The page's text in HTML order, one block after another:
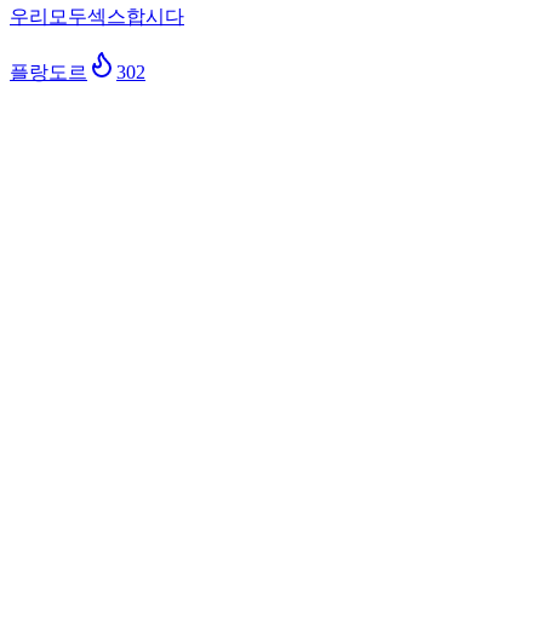
우리모두섹스합시다
플랑도르 302